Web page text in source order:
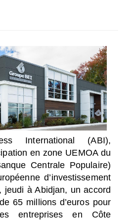
International (ABI),
en zone UEMOA du
Centrale Populaire)
d’investissement
jeudi à Abidjan, un accord
65 millions d’euros pour
entreprises en Côte